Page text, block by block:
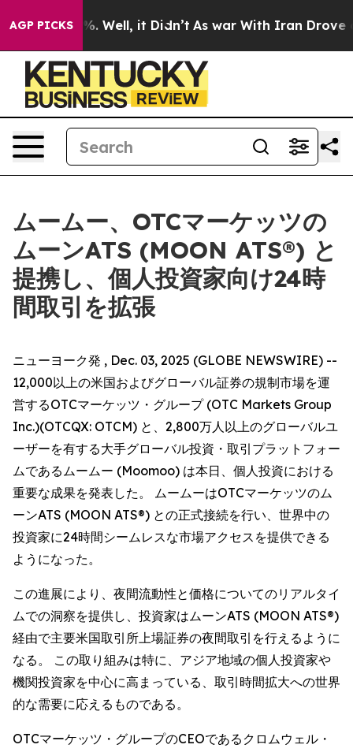
AGP PICKS
40%. Well, it Didn’t As war With Iran Drove oil
ムームー、OTCマーケッツの
ムーンATS (MOON ATS®) と
提携し、個人投資家向け24時
間取引を拡張
ニューヨーク発 , Dec. 03, 2025 (GLOBE NEWSWIRE) --
12,000以上の米国およびグローバル証券の規制市場を運
営するOTCマーケッツ・グループ (OTC Markets Group
Inc.)(OTCQX: OTCM) と、2,800万人以上のグローバルユ
ーザーを有する大手グローバル投資・取引プラットフォー
ムであるムームー (Moomoo) は本日、個人投資における
重要な成果を発表した。 ムームーはOTCマーケッツのム
ーンATS (MOON ATS®) との正式接続を行い、世界中の
投資家に24時間シームレスな市場アクセスを提供できる
ようになった。
この進展により、夜間流動性と価格についてのリアルタイ
ムでの洞察を提供し、投資家はムーンATS (MOON ATS®)
経由で主要米国取引所上場証券の夜間取引を行えるように
なる。 この取り組みは特に、アジア地域の個人投資家や
機関投資家を中心に高まっている、取引時間拡大への世界
的な需要に応えるものである。
OTCマーケッツ・グループのCEOであるクロムウェル・